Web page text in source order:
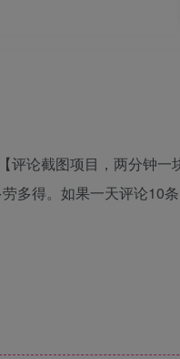
评论截图项目，两分钟
多得。如果一天评论10